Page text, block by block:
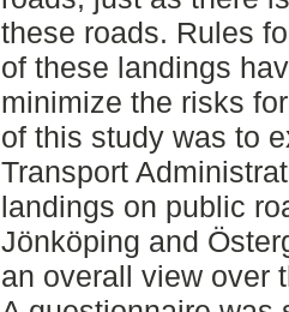
these roads. Rules
of these landings
minimize the risks
of this study was to
Transport
landings on public
Jönköping and
an overall view over